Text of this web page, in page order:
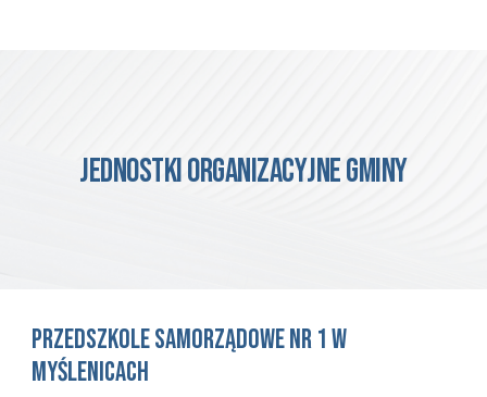
Jednostki organizacyjne gminy
Przedszkole Samorządowe Nr 1 w
Myślenicach